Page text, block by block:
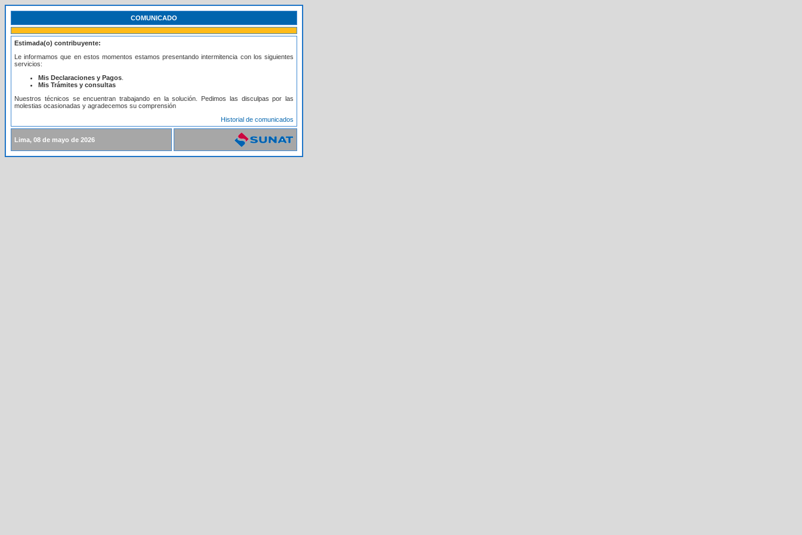
COMUNICADO
Estimada(o) contribuyente:
Le informamos que en estos momentos estamos presentando intermitencia con los siguientes
servicios:
Mis Declaraciones y Pagos
Mis Trámites y consultas
Nuestros técnicos se encuentran trabajando en la solución. Pedimos las disculpas por las
molestias ocasionadas y agradecemos su comprensión
Historial de comunicados
Lima, 08 de mayo de 2026